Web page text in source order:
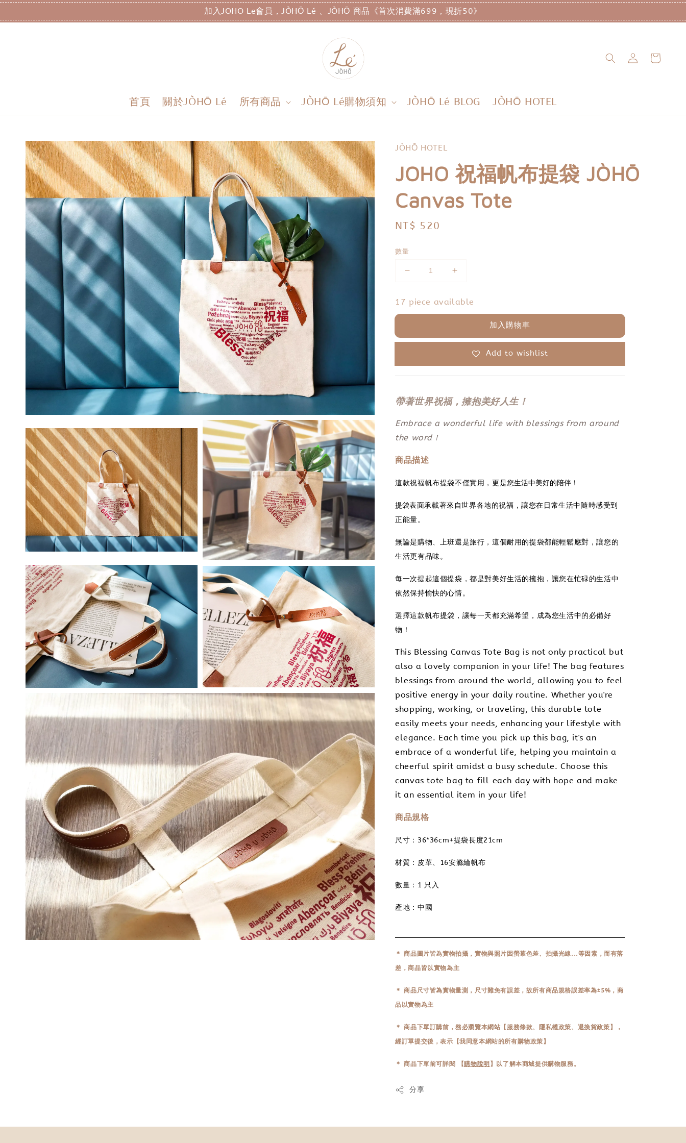
加入JOHO Le會員，JÒHŌ Lé 、JÒHŌ 商品《首次消費滿699，現折50》
首頁 關於JÒHŌ Lé 所有商品 JÒHŌ Lé購物須知 JÒHŌ Lé BLOG JÒHŌ HOTEL
JÒHŌ HOTEL
JOHO 祝福帆布提袋 JÒHŌ
Canvas Tote
Regular
NT$ 520
數量
17 piece available
加入購物車
Add to wishlist
帶著世界祝福，擁抱美好人生！
Embrace a wonderful life with blessings from around
the word！
商品描述
這款祝福帆布提袋不僅實用，更是您生活中美好的陪伴！
提袋表面承載著來自世界各地的祝福，讓您在日常生活中隨時感受到
正能量。
無論是購物、上班還是旅行，這個耐用的提袋都能輕鬆應對，讓您的
生活更有品味。
每一次提起這個提袋，都是對美好生活的擁抱，讓您在忙碌的生活中
依然保持愉快的心情。
選擇這款帆布提袋，讓每一天都充滿希望，成為您生活中的必備好
物！
This Blessing Canvas Tote Bag is not only practical but
also a lovely companion in your life! The bag features
blessings from around the world, allowing you to feel
positive energy in your daily routine. Whether you're
shopping, working, or traveling, this durable tote
easily meets your needs, enhancing your lifestyle with
elegance. Each time you pick up this bag, it's an
embrace of a wonderful life, helping you maintain a
cheerful spirit amidst a busy schedule. Choose this
canvas tote bag to fill each day with hope and make
it an essential item in your life!
商品規格
尺寸：36*36cm+提袋長度21cm
材質：皮革、16安滌綸帆布
數量：1 只入
產地：中國
＊ 商品圖片皆為實物拍攝，實物與照片因螢幕色差、拍攝光線...等因素，而有落
差，商品皆以實物為主
＊ 商品尺寸皆為實物量測，尺寸難免有誤差，故所有商品規格誤差率為±5%，商
品以實物為主
＊ 商品下單訂購前，務必瀏覽本網站【 服務條款、 隱私權政策、 退換貨政策 】，
經訂單提交後，表示【我同意本網站的所有購物政策】
＊商品下單前可詳閱 【購物說明 】以了解本商城提供購物服務。
分享